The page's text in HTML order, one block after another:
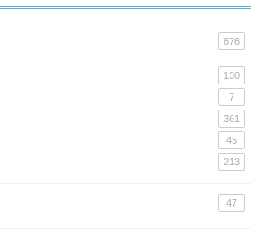
676
130
7
361
45
213
47